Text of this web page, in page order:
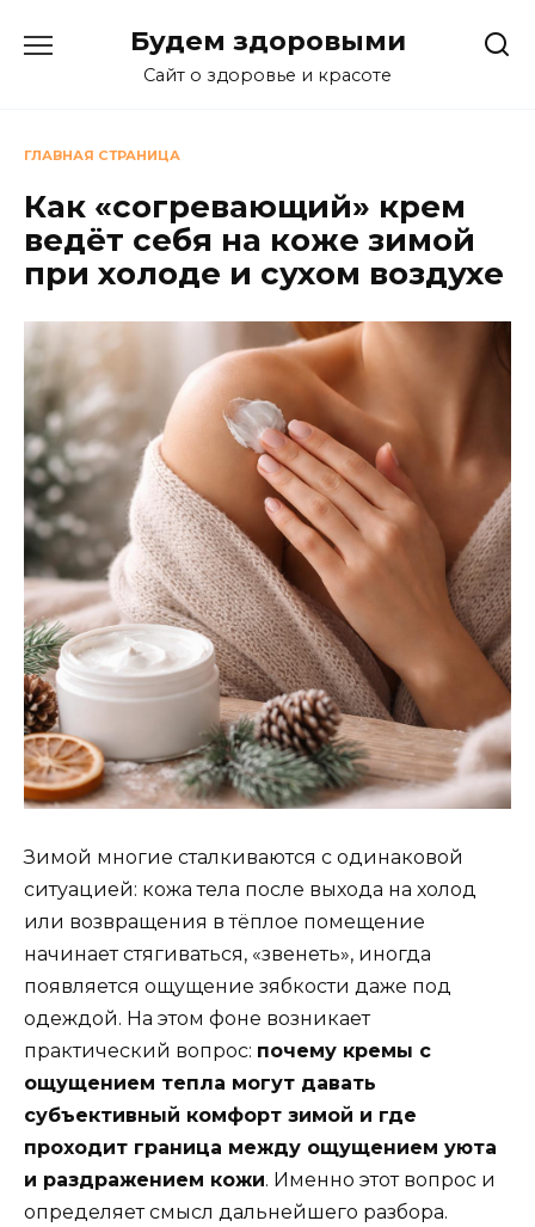
Будем здоровыми
Сайт о здоровье и красоте
ГЛАВНАЯ СТРАНИЦА
Как «согревающий» крем
ведёт себя на коже зимой
при холоде и сухом воздухе
Зимой многие сталкиваются с одинаковой
ситуацией: кожа тела после выхода на холод
или возвращения в тёплое помещение
начинает стягиваться, «звенеть», иногда
появляется ощущение зябкости даже под
одеждой. На этом фоне возникает
практический вопрос: почему кремы с
ощущением тепла могут давать
субъективный комфорт зимой и где
проходит граница между ощущением уюта
и раздражением кожи. Именно этот вопрос и
определяет смысл дальнейшего разбора.